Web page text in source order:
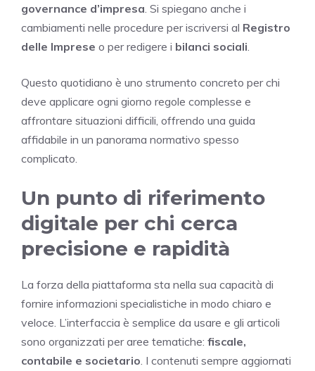
governance d’impresa . Si spiegano anche i
cambiamenti nelle procedure per iscriversi al Registro
delle Imprese o per redigere i bilanci sociali
Questo quotidiano è uno strumento concreto per chi
deve applicare ogni giorno regole complesse e
affrontare situazioni difficili, offrendo una guida
affidabile in un panorama normativo spesso
complicato.
Un punto di riferimento
digitale per chi cerca
precisione e rapidità
La forza della piattaforma sta nella sua capacità di
fornire informazioni specialistiche in modo chiaro e
veloce. L’interfaccia è semplice da usare e gli articoli
sono organizzati per aree tematiche: fiscale,
contabile e societario . I contenuti sempre aggiornati